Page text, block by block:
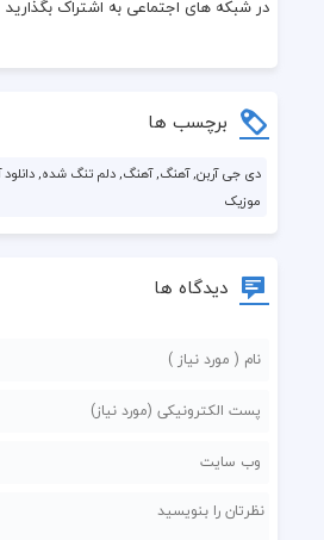
در شبکه های اجتماعی به اشتراک بگذارید
برچسب ها
دی جی آربن, آهنگ, آهنگ, دلم تنگ شده, دانلود
موزیک
دیدگاه ها